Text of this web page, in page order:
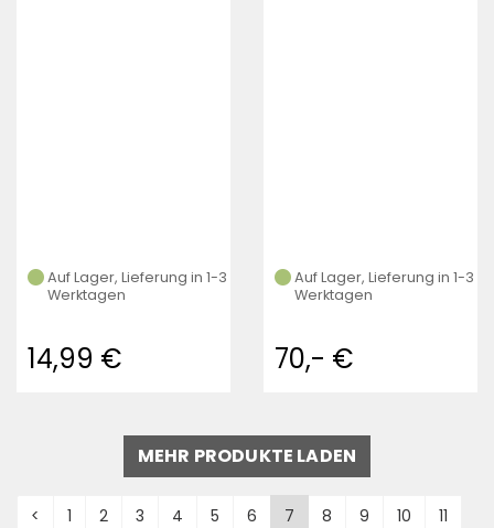
Auf Lager, Lieferung in 1-3
Werktagen
14,99 €
Auf Lager, Lieferung in 1-3
Werktagen
70,- €
MEHR PRODUKTE LADEN
< 1 2 3 4 5 6 7 8 9 10
11